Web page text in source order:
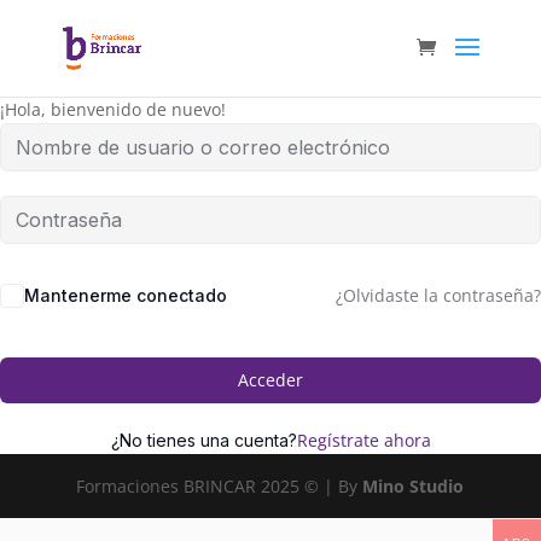
¡Hola, bienvenido de nuevo!
Mantenerme conectado ¿Olvidaste la contraseña?
Acceder
¿No tienes una cuenta?Regístrate ahora
Formaciones BRINCAR 2025 © | By Mino Studio